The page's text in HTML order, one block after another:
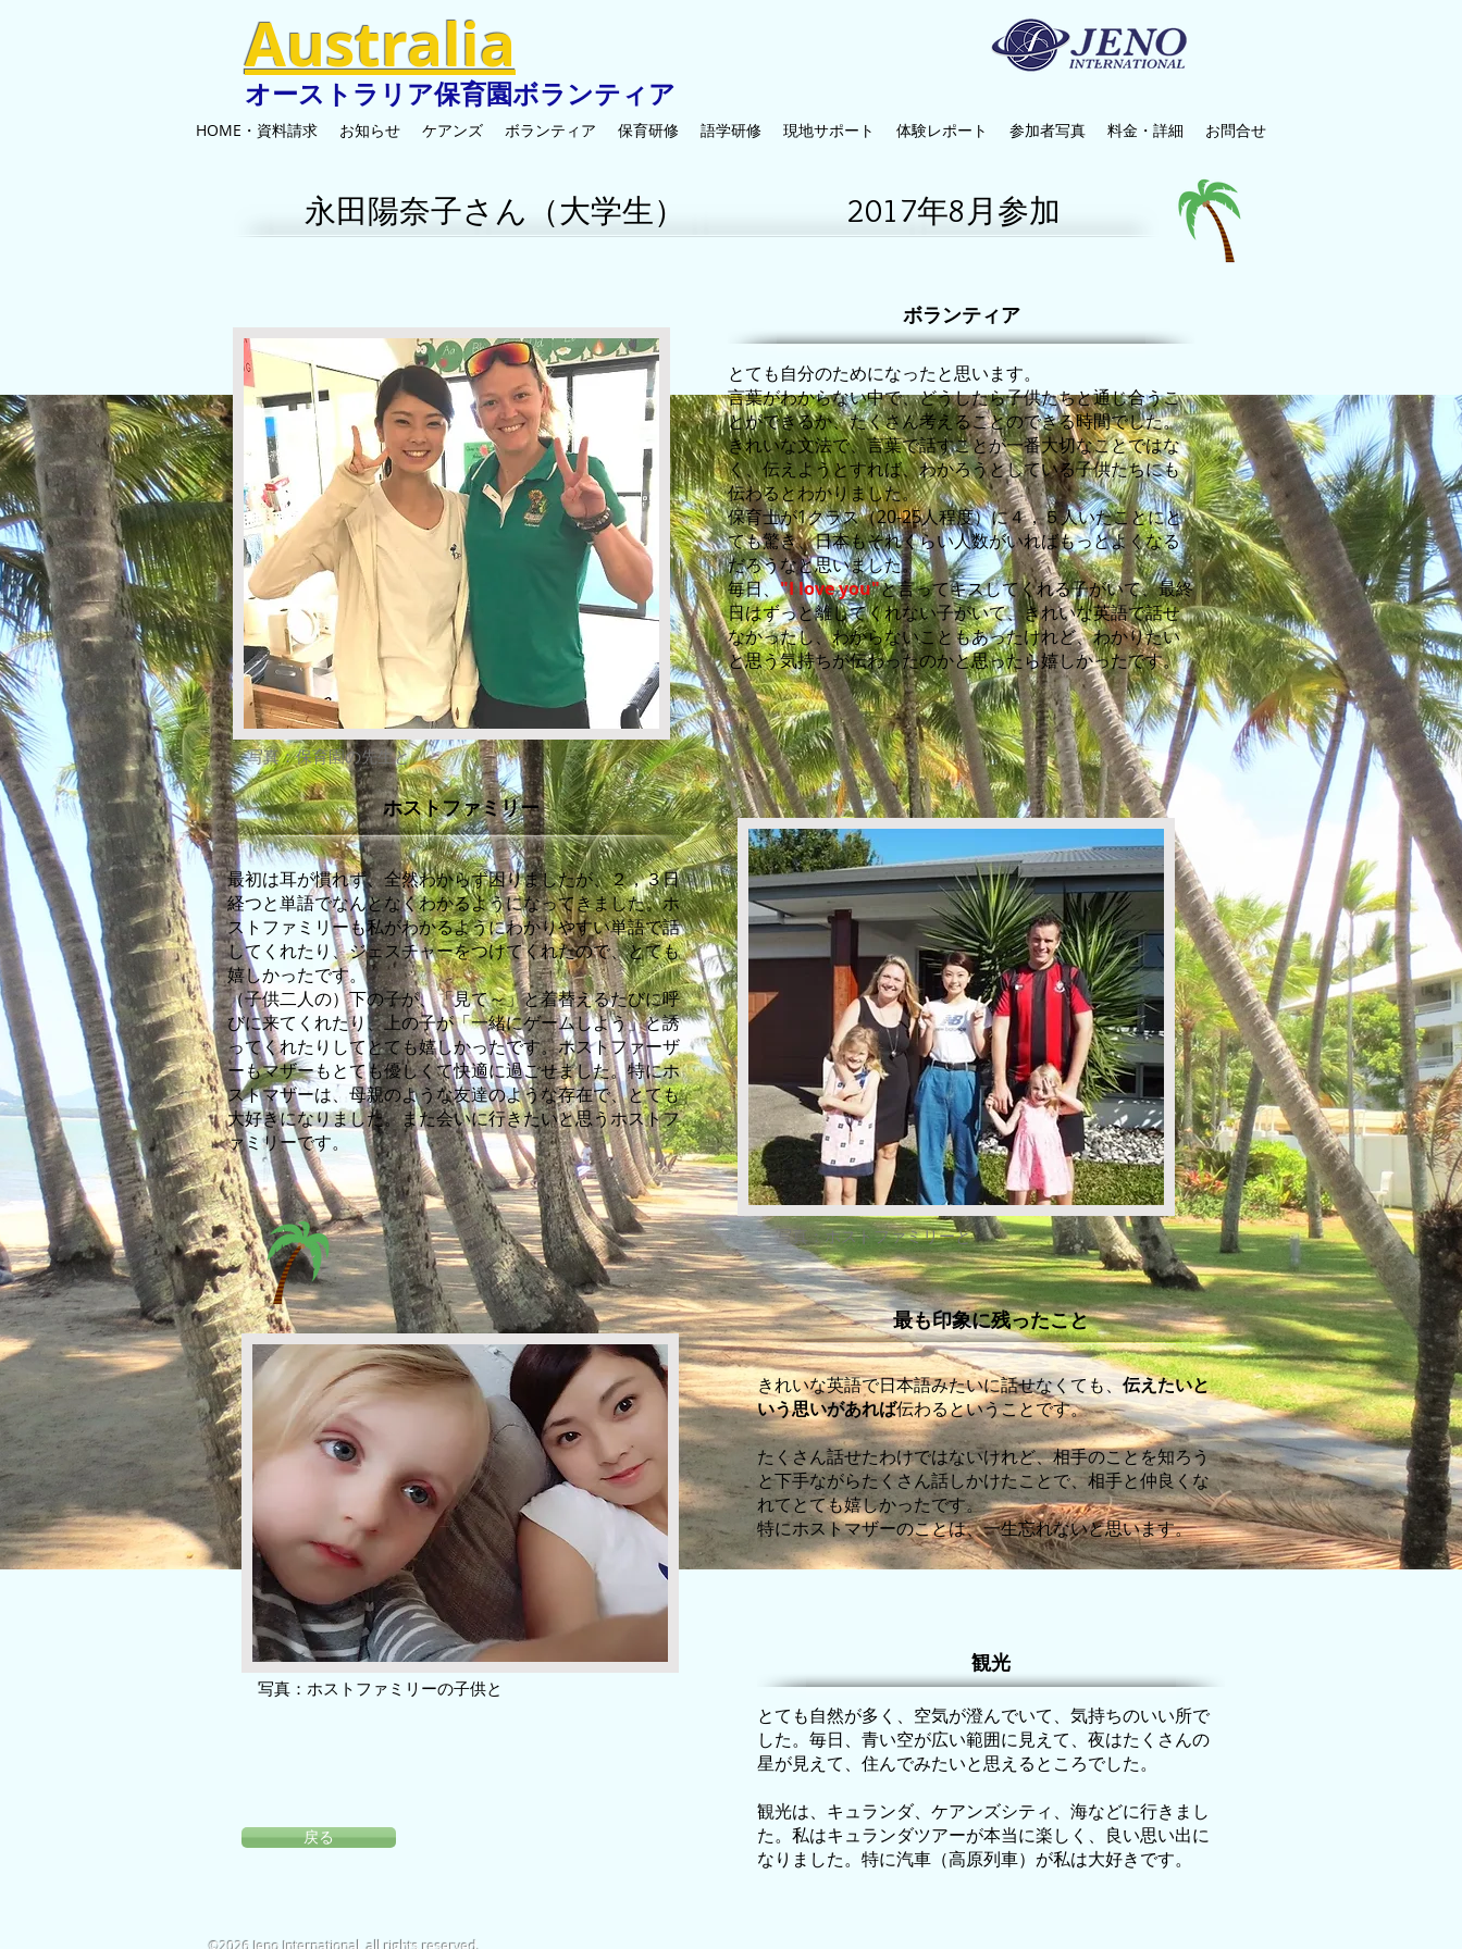
​Australia
オーストラリア保育園ボランティア
HOME・資料請求 お知らせ ケアンズ ボランティア 保育研修 語学研修 現地サポート 体験レポート 参加者写真 料金・詳細 お問合せ
​永田陽奈子さん（大学生） ​2017年8月参加
ボランティア
とても自分のためになったと思います。
言葉がわからない中で、どうしたら子供たちと通じ合うこ
とができるか、たくさん考えることのできる時間でした。
きれいな文法で、言葉で話すことが一番大切なことではな
く、伝えようとすれば、わかろうとしている子供たちにも
伝わるとわかりました。
保育士が1クラス（20-25人程度）に４，５人いたことにと
ても驚き、日本もそれくらい人数がいればもっとよくなる
だろうなと思いました。
​毎日、"I love you"と言ってキスしてくれる子がいて、最終
日はずっと離してくれない子がいて、きれいな英語で話せ
なかったし、わからないこともあったけれど、わかりたい
と思う気持ちが伝わったのかと思ったら嬉しかったです。
写真：保育園の先生と
ホストファミリー
最初は耳が慣れず、全然わからず困りましたが、２，３日
経つと単語でなんとなくわかるようになってきました。ホ
ストファミリーも私がわかるようにわかりやすい単語で話
してくれたり、ジェスチャーをつけてくれたので、とても
嬉しかったです。
​（子供二人の）下の子が、「見て～」と着替えるたびに呼
びに来てくれたり、上の子が「一緒にゲームしよう」と誘
ってくれたりしてとても嬉しかったです。ホストファーザ
ーもマザーもとても優しくて快適に過ごせました。特にホ
ストマザーは、母親のような友達のような存在で、とても
大好きになりました。また会いに行きたいと思うホストフ
ァミリーです。
写真：ホストファミリーの子供と
戻る
写真：ホストファミリーと
最も印象に残ったこと
きれいな英語で日本語みたいに話せなくても、伝えたいと
いう思いがあれば伝わるということです。
たくさん話せたわけではないけれど、相手のことを知ろう
と下手ながらたくさん話しかけたことで、相手と仲良くな
れてとても嬉しかったです。
​特にホストマザーのことは、一生忘れないと思います。
観光
とても自然が多く、空気が澄んでいて、気持ちのいい所で
した。毎日、青い空が広い範囲に見えて、夜はたくさんの
星が見えて、住んでみたいと思えるところでした。
観光は、キュランダ、ケアンズシティ、海などに行きまし
た。私はキュランダツアーが本当に楽しく、良い思い出に
なりました。特に汽車（高原列車）が私は大好きです。